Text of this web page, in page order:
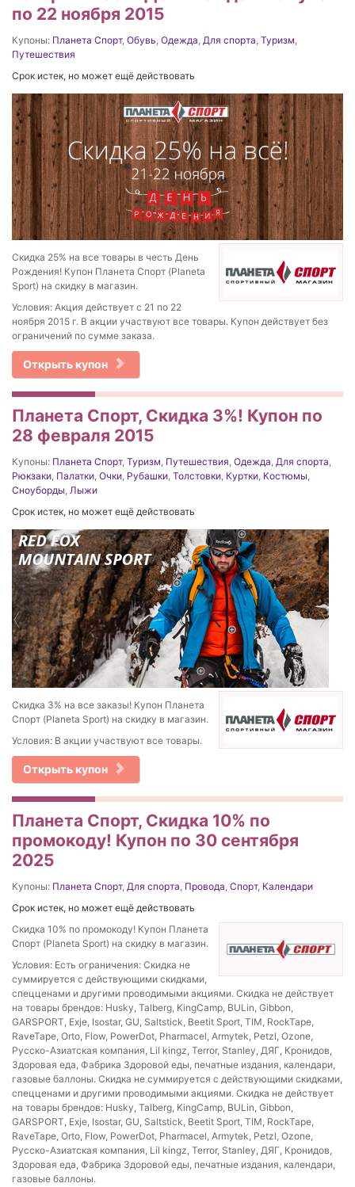
по 22 ноября 2015
Купоны: Планета Спорт, Обувь, Одежда, Для спорта, Туризм,
Путешествия
Срок истек, но может ещё действовать
Скидка 25% на все товары в честь День
Рождения! Купон Планета Спорт (Planeta
Sport) на скидку в магазин.
Условия: Акция действует с 21 по 22
ноября 2015 г. В акции участвуют все товары. Купон действует без
ограничений по сумме заказа.
Открыть купон
Планета Спорт, Скидка 3%! Купон по
28 февраля 2015
Купоны: Планета Спорт, Туризм Путешествия Одежда Для спорта
Рюкзаки Палатки Очки Рубашки Толстовки Куртки Костюмы
Сноуборды Лыжи
Срок истек, но может ещё действовать
Скидка 3% на все заказы! Купон Планета
Спорт (Planeta Sport) на скидку в магазин.
Условия: В акции участвуют все товары.
Открыть купон
Планета Спорт, Скидка 10% по
промокоду! Купон по 30 сентября
2025
Купоны: Планета Спорт, Для спорта Провода Спорт, Календари
Срок истек, но может ещё действовать
Скидка 10% по промокоду! Купон Планета
Спорт (Planeta Sport) на скидку в магазин.
Условия: Есть ограничения: Скидка не
суммируется с действующими скидками,
спецценами и другими проводимыми акциями. Скидка не действует
на товары брендов: Husky, Talberg, KingCamp, BULin, Gibbon,
GARSPORT, Exje, Isostar, GU, Saltstick, Beetit Sport, TIM, RockTape,
RaveTape, Orto, Flow, PowerDot, Pharmacel, Armytek, Petzl, Ozone,
Русско-Азиатская компания, Lil kingz, Terror, Stanley, ДЯГ, Кронидов,
Здоровая еда, Фабрика Здоровой еды, печатные издания, календари,
газовые баллоны. Скидка не суммируется с действующими скидками,
спецценами и другими проводимыми акциями. Скидка не действует
на товары брендов: Husky, Talberg, KingCamp, BULin, Gibbon,
GARSPORT, Exje, Isostar, GU, Saltstick, Beetit Sport, TIM, RockTape,
RaveTape, Orto, Flow, PowerDot, Pharmacel, Armytek, Petzl, Ozone,
Русско-Азиатская компания, Lil kingz, Terror, Stanley, ДЯГ, Кронидов,
Здоровая еда, Фабрика Здоровой еды, печатные издания, календари,
газовые баллоны.